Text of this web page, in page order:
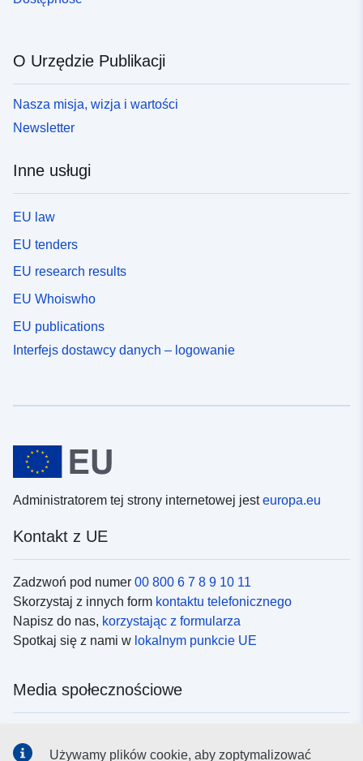
O Urzędzie Publikacji
Nasza misja, wizja i wartości
Newsletter
Inne usługi
EU law
EU tenders
EU research results
EU Whoiswho
EU publications
Interfejs dostawcy danych – logowanie
Administratorem tej strony internetowej jesteuropa.eu
Kontakt z UE
Zadzwoń pod numer 00 800 6 7 8 9 10 11
Skorzystaj z innych form kontaktu telefonicznego
Napisz do nas, korzystając z formularza
Spotkaj się z nami w lokalnym punkcie UE
Media społecznościowe
Używamy plików cookie, aby zoptymalizować